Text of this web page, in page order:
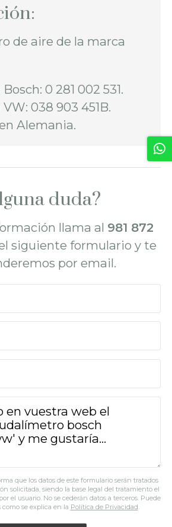
de aire de la marca
0 281 002 531.
038 903 451B.
Alemania.
duda?
llama al 981 872
siguiente formulario y te
por email.
que los datos de este formulario serán tratados
solicitada, siendo la base legal del tratamiento el
el usuario. No se cederán datos a terceros. Puede
como se explica en la Política de Privacidad.